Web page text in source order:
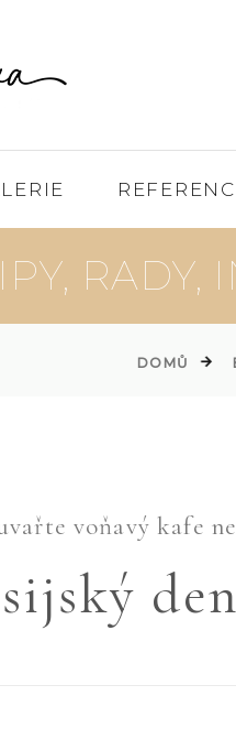
RADY,
DOMŮ
voňavý kafe